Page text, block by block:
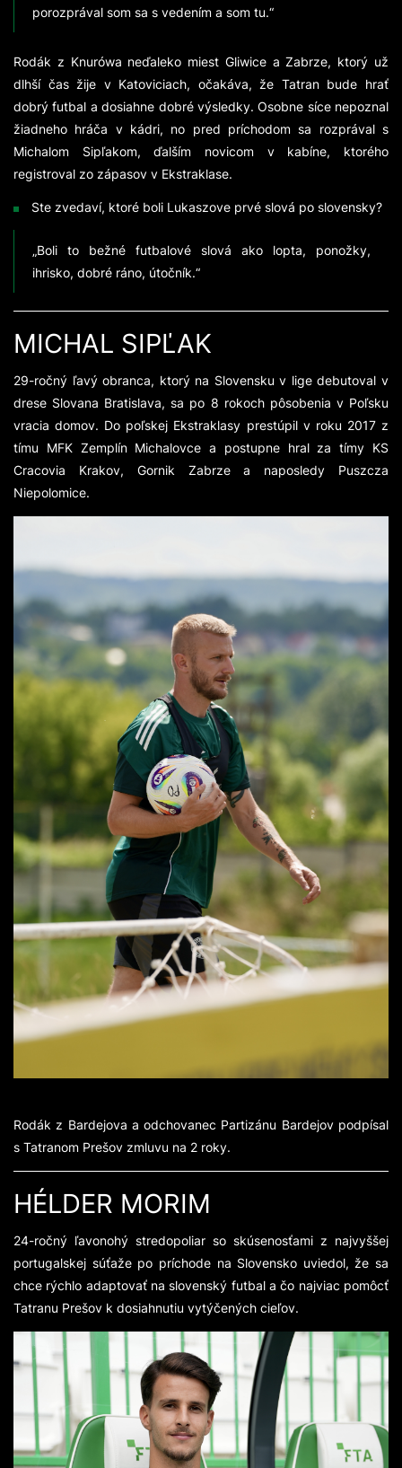
porozprával som sa s vedením a som tu.“
Rodák z Knurówa neďaleko miest Gliwice a Zabrze, ktorý už
dlhší čas žije v Katoviciach, očakáva, že Tatran bude hrať
dobrý futbal a dosiahne dobré výsledky. Osobne síce nepoznal
žiadneho hráča v kádri, no pred príchodom sa rozprával s
Michalom Sipľakom, ďalším novicom v kabíne, ktorého
registroval zo zápasov v Ekstraklase.
Ste zvedaví, ktoré boli Lukaszove prvé slová po slovensky?
„Boli to bežné futbalové slová ako lopta, ponožky,
ihrisko, dobré ráno, útočník.“
MICHAL SIPĽAK
29-ročný ľavý obranca, ktorý na Slovensku v lige debutoval v
drese Slovana Bratislava, sa po 8 rokoch pôsobenia v Poľsku
vracia domov. Do poľskej Ekstraklasy prestúpil v roku 2017 z
tímu MFK Zemplín Michalovce a postupne hral za tímy KS
Cracovia Krakov, Gornik Zabrze a naposledy Puszcza
Niepolomice.
Rodák z Bardejova a odchovanec Partizánu Bardejov podpísal
s Tatranom Prešov zmluvu na 2 roky.
HÉLDER MORIM
24-ročný ľavonohý stredopoliar so skúsenosťami z najvyššej
portugalskej súťaže po príchode na Slovensko uviedol, že sa
chce rýchlo adaptovať na slovenský futbal a čo najviac pomôcť
Tatranu Prešov k dosiahnutiu vytýčených cieľov.